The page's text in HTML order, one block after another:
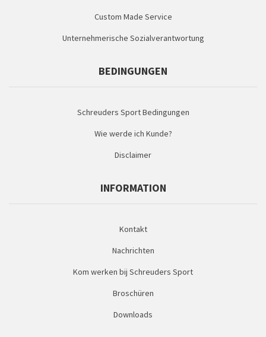
Custom Made Service
Unternehmerische Sozialverantwortung
BEDINGUNGEN
Schreuders Sport Bedingungen
Wie werde ich Kunde?
Disclaimer
INFORMATION
Kontakt
Nachrichten
Kom werken bij Schreuders Sport
Broschüren
Downloads